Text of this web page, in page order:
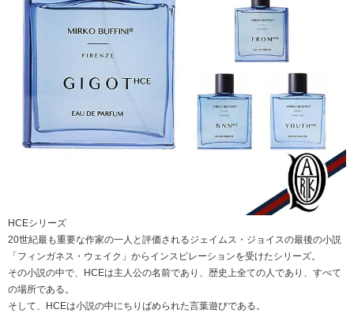
HCEシリーズ
20世紀最も重要な作家の一人と評価されるジェイムス・ジョイスの最後の小説
「フィンガネス・ウェイク」からインスピレーションを受けたシリーズ。
その小説の中で、HCEは主人公の名前であり、歴史上全ての人であり、すべて
の場所である。
そして、HCEは小説の中にちりばめられた言葉遊びである。